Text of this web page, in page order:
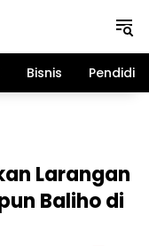
Bisnis
Larangan
Baliho di